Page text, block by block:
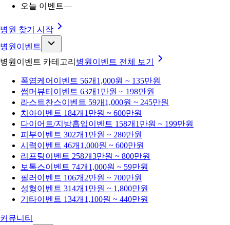
오늘 이벤트—
병원 찾기 시작
병원이벤트
병원이벤트 카테고리 병원이벤트 전체 보기
폭염케어 이벤트 56개 1,000원 ~ 135만원
썸머뷰티 이벤트 63개 1만원 ~ 198만원
라스트찬스이벤트 59개 1,000원 ~ 245만원
치아이벤트 184개 1만원 ~ 600만원
다이어트/지방흡입이벤트 158개 1만원 ~ 199만원
피부이벤트 302개 1만원 ~ 280만원
시력이벤트 46개 1,000원 ~ 600만원
리프팅이벤트 258개3만원 ~ 800만원
보톡스이벤트 74개 1,000원 ~ 59만원
필러 이벤트 106개 2만원 ~ 700만원
성형이벤트 314개 1만원 ~ 1,800만원
기타이벤트 134개 1,100원 ~ 440만원
커뮤니티